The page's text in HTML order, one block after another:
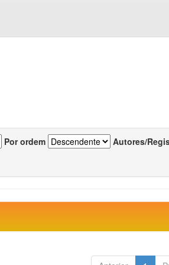
Por ordem Autores/